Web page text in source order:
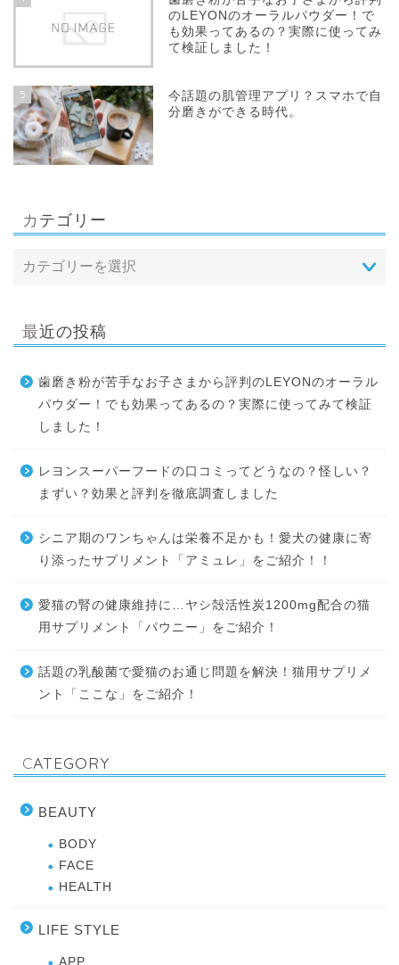
のLEYONのオーラルパウダー！で
も効果ってあるの？実際に使ってみ
て検証しました！
5
今話題の肌管理アプリ？スマホで自
分磨きができる時代。
カテゴリー
最近の投稿
歯磨き粉が苦手なお子さまから評判のLEYONのオーラル
パウダー！でも効果ってあるの？実際に使ってみて検証
しました！
レヨンスーパーフードの口コミってどうなの？怪しい？
まずい？効果と評判を徹底調査しました
シニア期のワンちゃんは栄養不足かも！愛犬の健康に寄
り添ったサプリメント「アミュレ」をご紹介！！
愛猫の腎の健康維持に…ヤシ殻活性炭1200mg配合の猫
用サプリメント「パウニー」をご紹介！
話題の乳酸菌で愛猫のお通じ問題を解決！猫用サプリメ
ント「ここな」をご紹介！
CATEGORY
BEAUTY
BODY
FACE
HEALTH
LIFE STYLE
APP